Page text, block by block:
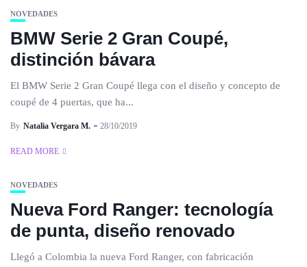
NOVEDADES
BMW Serie 2 Gran Coupé,
distinción bávara
El BMW Serie 2 Gran Coupé llega con el diseño y concepto de
coupé de 4 puertas, que ha...
By Natalia Vergara M. 28/10/2019
READ MORE
NOVEDADES
Nueva Ford Ranger: tecnología
de punta, diseño renovado
Llegó a Colombia la nueva Ford Ranger, con fabricación